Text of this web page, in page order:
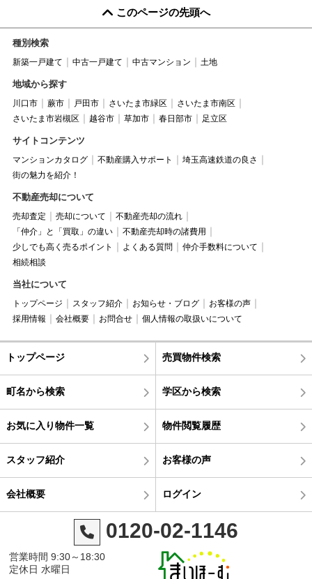
このページの先頭へ
種別検索
新築一戸建て 中古一戸建て 中古マンション 土地
地域から探す
川口市 蕨市 戸田市 さいたま市緑区
さいたま市南区
さいたま市岩槻区
越谷市 草加市 春日部市 足立区
サイトコンテンツ
マンションカタログ 不動産購入サポート
埼玉高速鉄道の良さ
街の魅力を紹介！
不動産売却について
売却査定 売却について
不動産売却の流れ
「仲介」と「買取」の違い
不動産売却時の諸費用
少しでも高く売るポイント
よくある質問
仲介手数料について
相続相談
当社について
トップページ スタッフ紹介 お知らせ・ブログ
お客様の声
採用情報
会社概要 お問合せ 個人情報の取扱いについて
トップページ 売買物件検索
町名から検索 学区から検索
お気に入り物件一覧 物件閲覧履歴
スタッフ紹介 お客様の声
会社概要 ログイン
0120-02-1146
営業時間 9:30～18:30
定休日 水曜日